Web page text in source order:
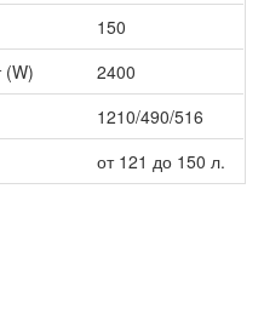
спрямо навиците на
на програмата за
позволява повече икономия
от дома.
бойлера да работи на
150
2400
1210/490/516
от 121 до 150 л.